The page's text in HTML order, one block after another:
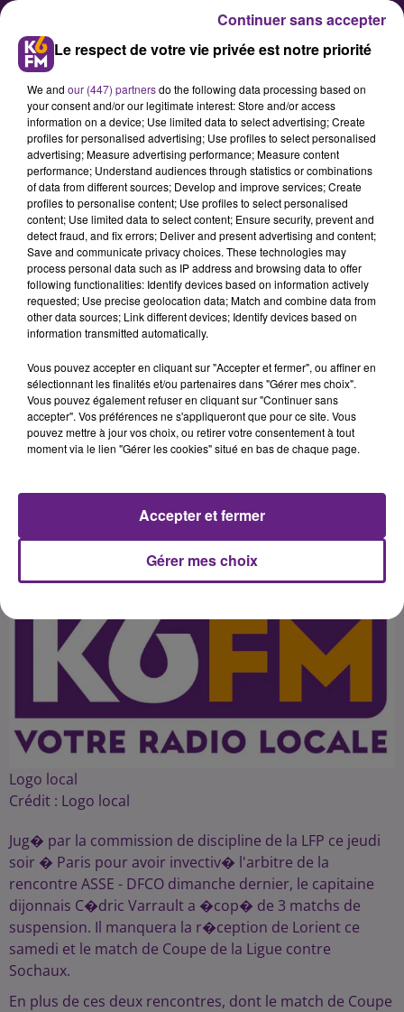
Discipline : 3 matchs de
suspension pour Cédric Varrault
Jugé par la commission de
discipline de la LFP ce jeudi soir à
Paris pour avoir invectivé l'arbitre
de la rencontre ASSE - DFCO
dijonnais Cédric Varrault a écopé
de 3 matchs de suspension. Il
manquera la réception de Lorient
ce samedi et le match de Coupe de
Publié : 21 octobre 2016 à 5h02 par 45
Logo local
Crédit : Logo local
Jug� par la commission de discipline de la LFP ce jeudi
soir � Paris pour avoir invectiv� l'arbitre de la
rencontre ASSE - DFCO dimanche dernier, le capitaine
dijonnais C�dric Varrault a �cop� de 3 matchs de
suspension. Il manquera la r�ception de Lorient ce
samedi et le match de Coupe de la Ligue contre
Sochaux.
En plus de ces deux rencontres, dont le match de Coupe
Le respect de votre vie privée est notre priorité
We and our (447) partnersdo the following data processing based on
your consent and/or our legitimate interest: Store and/or access
information on a device; Use limited data to select advertising; Create
profiles for personalised advertising; Use profiles to select personalised
advertising; Measure advertising performance; Measure content
performance; Understand audiences through statistics or combinations
of data from different sources; Develop and improve services; Create
profiles to personalise content; Use profiles to select personalised
content; Use limited data to select content; Ensure security, prevent and
detect fraud, and fix errors; Deliver and present advertising and content;
Save and communicate privacy choices. These technologies may
process personal data such as IP address and browsing data to offer
following functionalities: Identify devices based on information actively
requested; Use precise geolocation data; Match and combine data from
other data sources; Link different devices; Identify devices based on
information transmitted automatically.
Vous pouvez accepter en cliquant sur "Accepter et fermer", ou affiner en
sélectionnant les finalités et/ou partenaires dans "Gérer mes choix".
Vous pouvez également refuser en cliquant sur "Continuer sans
accepter". Vos préférences ne s'appliqueront que pour ce site. Vous
pouvez mettre à jour vos choix, ou retirer votre consentement à tout
moment via le lien "Gérer les cookies" situé en bas de chaque page.
Gérer mes choix
Accepter et fermer
Continuer sans accepter